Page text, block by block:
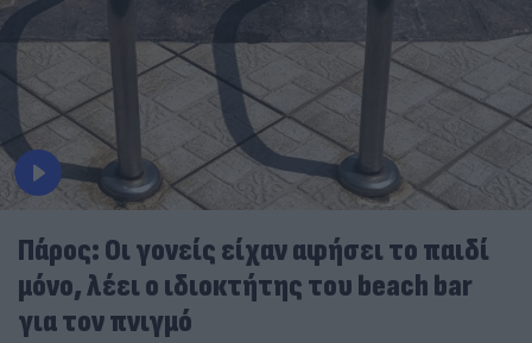
Πάρος: Οι γονείς είχαν αφήσει το παιδί
μόνο, λέει ο ιδιοκτήτης του beach bar
για τον πνιγμό